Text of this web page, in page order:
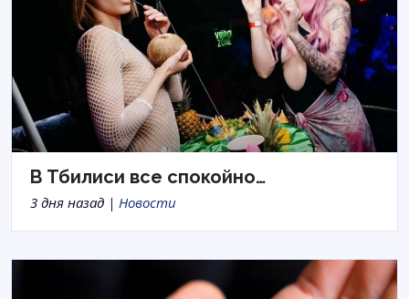
В Тбилиси все спокойно…
3 дня назад | Новости